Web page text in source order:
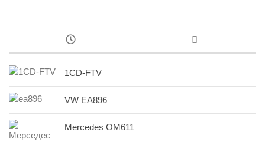
1CD-FTV
VW EA896
Mercedes OM611